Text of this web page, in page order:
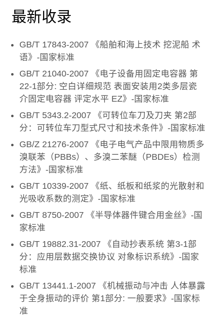
最新收录
GB/T 17843-2007 《船舶和海上技术 挖泥船 术
语》-国家标准
GB/T 21040-2007 《电子设备用固定电容器 第
22-1部分: 空白详细规范 表面安装用2类多层瓷
介固定电容器 评定水平 EZ》-国家标准
GB/T 5343.2-2007 《可转位车刀及刀夹 第2部
分：可转位车刀型式尺寸和技术条件》-国家标准
GB/Z 21276-2007 《电子电气产品中限用物质多
溴联苯（PBBs）、多溴二苯醚（PBDEs）检测
方法》-国家标准
GB/T 10339-2007 《纸、纸板和纸浆的光散射和
光吸收系数的测定》-国家标准
GB/T 8750-2007 《半导体器件键合用金丝》-国
家标准
GB/T 19882.31-2007 《自动抄表系统 第3-1部
分：应用层数据交换协议 对象标识系统》-国家
标准
GB/T 13441.1-2007 《机械振动与冲击 人体暴露
于全身振动的评价 第1部分: 一般要求》-国家标
准